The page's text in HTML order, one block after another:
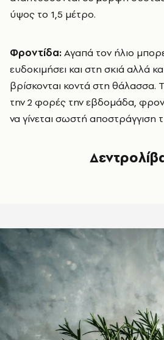
ύψος το 1,5 μέτρο.
Φροντίδα:Αγαπά τον ήλιο
ευδοκιμήσει και στη σκιά αλλά
βρίσκονται κοντά στη θάλασσα.
την 2 φορές την εβδομάδα,
να γίνεται σωστή αποστράγγιση